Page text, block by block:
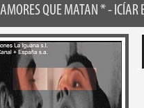
AMORES QUE MATAN * -